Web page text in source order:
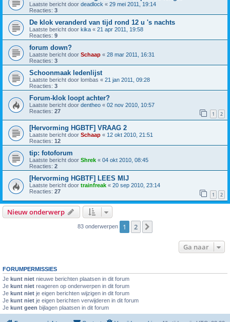
Laatste bericht door deadlock « 29 mei 2011, 19:14
Reacties: 3
De klok veranderd van tijd rond 12 u 's nachts
Laatste bericht door kika « 21 apr 2011, 19:58
Reacties: 9
forum down?
Laatste bericht door Schaap « 28 mar 2011, 16:31
Reacties: 3
Schoonmaak ledenlijst
Laatste bericht door lombas « 21 jan 2011, 09:28
Reacties: 3
Forum-klok loopt achter?
Laatste bericht door dentheo « 02 nov 2010, 10:57
Reacties: 27 1 2
[Hervorming HGBTF] VRAAG 2
Laatste bericht door Schaap « 12 okt 2010, 21:51
Reacties: 12
tip: fotoforum
Laatste bericht door Shrek « 04 okt 2010, 08:45
Reacties: 2
[Hervorming HGBTF] LEES MIJ
Laatste bericht door trainfreak « 20 sep 2010, 23:14
Reacties: 27 1 2
Nieuw onderwerp
83 onderwerpen 1 2
Ga naar
FORUMPERMISSIES
Je kunt niet nieuwe berichten plaatsen in dit forum
Je kunt niet reageren op onderwerpen in dit forum
Je kunt niet je eigen berichten wijzigen in dit forum
Je kunt niet je eigen berichten verwijderen in dit forum
Je kunt geen bijlagen plaatsen in dit forum